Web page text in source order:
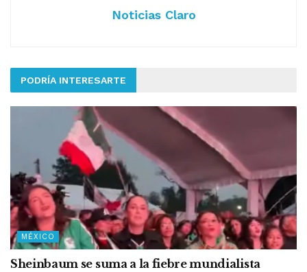
Noticias Claro
PODRÍA INTERESARTE
MÉXICO
Sheinbaum se suma a la fiebre mundialista